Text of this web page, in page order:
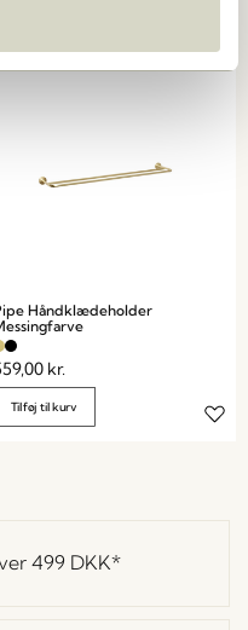
Håndklædeholder
kr.
Tilføj til kurv
499 DKK*